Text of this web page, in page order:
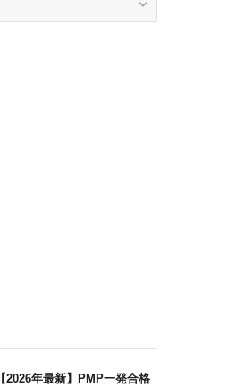
【2026年最新】PMP一発合格